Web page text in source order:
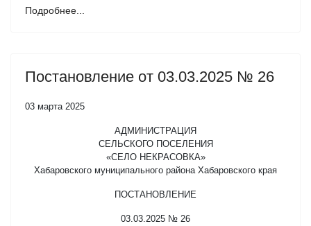
Подробнее...
Постановление от 03.03.2025 № 26
03 марта 2025
АДМИНИСТРАЦИЯ
СЕЛЬСКОГО ПОСЕЛЕНИЯ
«СЕЛО НЕКРАСОВКА»
Хабаровского муниципального района Хабаровского края
ПОСТАНОВЛЕНИЕ
03.03.2025 № 26